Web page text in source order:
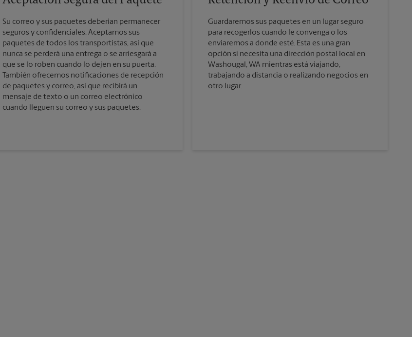
Su correo y sus paquetes deberían permanecer
seguros y confidenciales. Aceptamos sus
paquetes de todos los transportistas, así que
nunca se perderá una entrega o se arriesgará a
que se lo roben cuando lo dejen en su puerta.
También ofrecemos notificaciones de recepción
de paquetes y correo, así que recibirá un
mensaje de texto o un correo electrónico
cuando lleguen su correo y sus paquetes.
Guardaremos sus paquetes en un lugar seguro
para recogerlos cuando le convenga o los
enviaremos a donde esté. Esta es una gran
opción si necesita una dirección postal local en
Washougal, WA mientras está viajando,
trabajando a distancia o realizando negocios en
otro lugar.